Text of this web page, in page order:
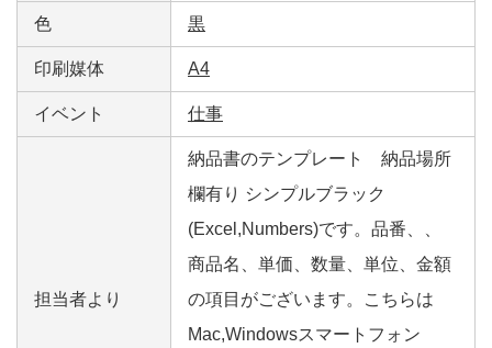
色 黒
印刷媒体 A4
イベント 仕事
担当者より
納品書のテンプレート 納品場所
欄有り シンプルブラック
(Excel,Numbers)です。品番、、
商品名、単価、数量、単位、金額
の項目がございます。こちらは
Mac,Windowsスマートフォン